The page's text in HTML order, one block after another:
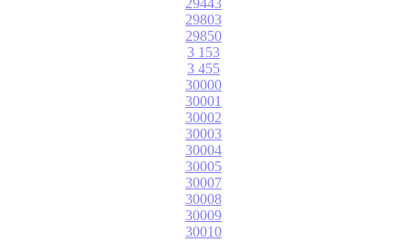
29803
29850
3 153
3 455
30000
30001
30002
30003
30004
30005
30007
30008
30009
30010